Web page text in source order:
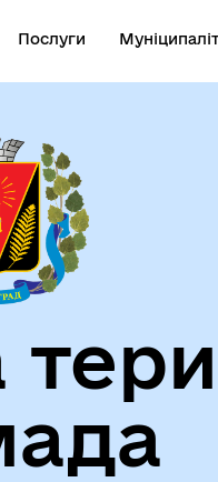
Послуги
СТАТУТ
МІСЬКОЇ
ГРОМАДИ
Фінанси